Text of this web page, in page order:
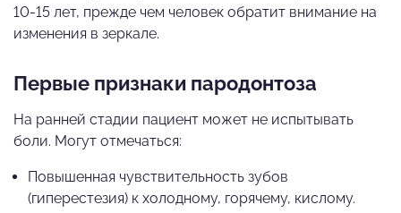
10-15 лет, прежде чем человек обратит внимание на
изменения в зеркале.
Первые признаки пародонтоза
На ранней стадии пациент может не испытывать
боли. Могут отмечаться:
Повышенная чувствительность зубов
(гиперестезия) к холодному, горячему, кислому.